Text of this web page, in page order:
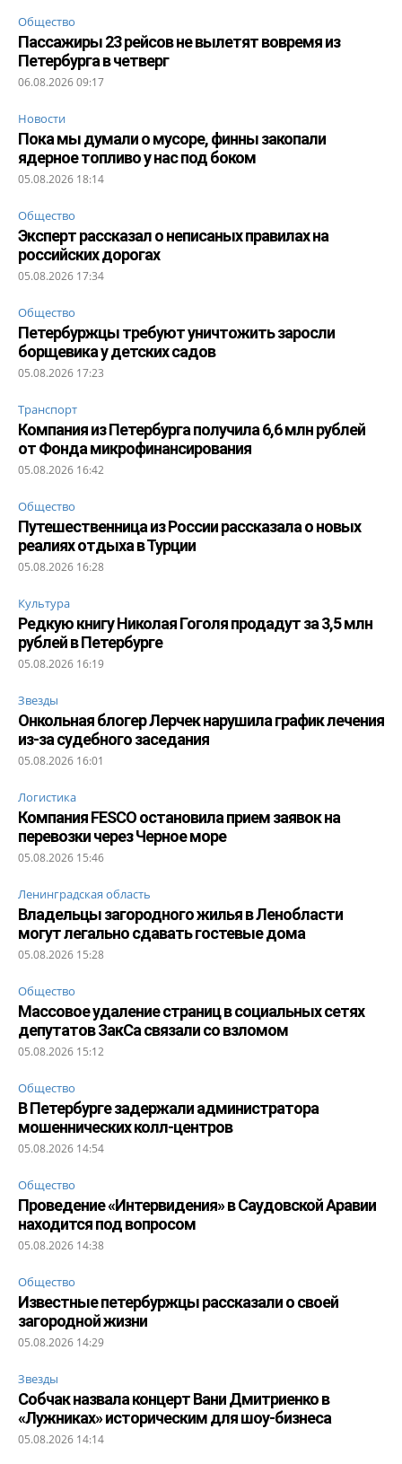
Общество
Пассажиры 23 рейсов не вылетят вовремя из
Петербурга в четверг
06.08.2026 09:17
Новости
Пока мы думали о мусоре, финны закопали
ядерное топливо у нас под боком
05.08.2026 18:14
Общество
Эксперт рассказал о неписаных правилах на
российских дорогах
05.08.2026 17:34
Общество
Петербуржцы требуют уничтожить заросли
борщевика у детских садов
05.08.2026 17:23
Транспорт
Компания из Петербурга получила 6,6 млн рублей
от Фонда микрофинансирования
05.08.2026 16:42
Общество
Путешественница из России рассказала о новых
реалиях отдыха в Турции
05.08.2026 16:28
Культура
Редкую книгу Николая Гоголя продадут за 3,5 млн
рублей в Петербурге
05.08.2026 16:19
Звезды
Онкольная блогер Лерчек нарушила график лечения
из-за судебного заседания
05.08.2026 16:01
Логистика
Компания FESCO остановила прием заявок на
перевозки через Черное море
05.08.2026 15:46
Ленинградская область
Владельцы загородного жилья в Ленобласти
могут легально сдавать гостевые дома
05.08.2026 15:28
Общество
Массовое удаление страниц в социальных сетях
депутатов ЗакСа связали со взломом
05.08.2026 15:12
Общество
В Петербурге задержали администратора
мошеннических колл-центров
05.08.2026 14:54
Общество
Проведение «Интервидения» в Саудовской Аравии
находится под вопросом
05.08.2026 14:38
Общество
Известные петербуржцы рассказали о своей
загородной жизни
05.08.2026 14:29
Звезды
Собчак назвала концерт Вани Дмитриенко в
«Лужниках» историческим для шоу-бизнеса
05.08.2026 14:14